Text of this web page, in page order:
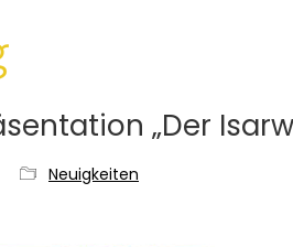
„Der
Neuigkeiten